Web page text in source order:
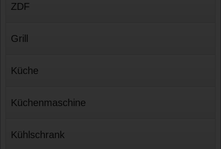
ZDF
Grill
Küche
Küchenmaschine
Kühlschrank